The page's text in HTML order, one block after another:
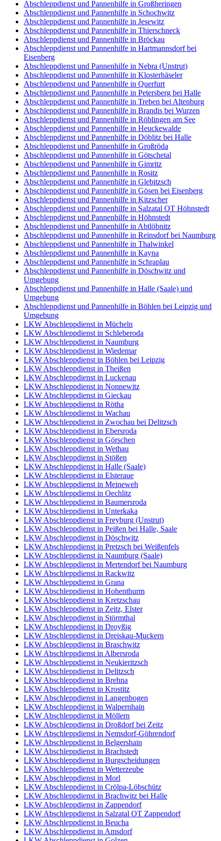
Abschleppdienst und Pannenhilfe in Großheringen
Abschleppdienst und Pannenhilfe in Schochwitz
Abschleppdienst und Pannenhilfe in Jesewitz
Abschleppdienst und Pannenhilfe in Thierschneck
Abschleppdienst und Pannenhilfe in Bröckau
Abschleppdienst und Pannenhilfe in Hartmannsdorf bei
Eisenberg
Abschleppdienst und Pannenhilfe in Nebra (Unstrut)
Abschleppdienst und Pannenhilfe in Klosterhäseler
Abschleppdienst und Pannenhilfe in Querfurt
Abschleppdienst und Pannenhilfe in Petersberg bei Halle
Abschleppdienst und Pannenhilfe in Treben bei Altenburg
Abschleppdienst und Pannenhilfe in Brandis bei Wurzen
Abschleppdienst und Pannenhilfe in Röblingen am See
Abschleppdienst und Pannenhilfe in Heuckewalde
Abschleppdienst und Pannenhilfe in Döblitz bei Halle
Abschleppdienst und Pannenhilfe in Großröda
Abschleppdienst und Pannenhilfe in Götschetal
Abschleppdienst und Pannenhilfe in Gimritz
Abschleppdienst und Pannenhilfe in Rositz
Abschleppdienst und Pannenhilfe in Glebitzsch
Abschleppdienst und Pannenhilfe in Gösen bei Eisenberg
Abschleppdienst und Pannenhilfe in Kitzscher
Abschleppdienst und Pannenhilfe in Salzatal OT Höhnstedt
Abschleppdienst und Pannenhilfe in Höhnstedt
Abschleppdienst und Pannenhilfe in Abtlöbnitz
Abschleppdienst und Pannenhilfe in Reinsdorf bei Naumburg
Abschleppdienst und Pannenhilfe in Thalwinkel
Abschleppdienst und Pannenhilfe in Kayna
Abschleppdienst und Pannenhilfe in Schraplau
Abschleppdienst und Pannenhilfe in Döschwitz und
Umgebung
Abschleppdienst und Pannenhilfe in Halle (Saale) und
Umgebung
Abschleppdienst und Pannenhilfe in Böhlen bei Leipzig und
Umgebung
LKW Abschleppdienst in Mücheln
LKW Abschleppdienst in Schleberoda
LKW Abschleppdienst in Naumburg
LKW Abschleppdienst in Wiedemar
LKW Abschleppdienst in Böhlen bei Leipzig
LKW Abschleppdienst in Theißen
LKW Abschleppdienst in Luckenau
LKW Abschleppdienst in Nonnewitz
LKW Abschleppdienst in Gieckau
LKW Abschleppdienst in Rötha
LKW Abschleppdienst in Wachau
LKW Abschleppdienst in Zwochau bei Delitzsch
LKW Abschleppdienst in Ebersroda
LKW Abschleppdienst in Görschen
LKW Abschleppdienst in Wethau
LKW Abschleppdienst in Stößen
LKW Abschleppdienst in Halle (Saale)
LKW Abschleppdienst in Elsteraue
LKW Abschleppdienst in Meineweh
LKW Abschleppdienst in Oechlitz
LKW Abschleppdienst in Baumersroda
LKW Abschleppdienst in Unterkaka
LKW Abschleppdienst in Freyburg (Unstrut)
LKW Abschleppdienst in Peißen bei Halle, Saale
LKW Abschleppdienst in Döschwitz
LKW Abschleppdienst in Pretzsch bei Weißenfels
LKW Abschleppdienst in Naumburg (Saale)
LKW Abschleppdienst in Mertendorf bei Naumburg
LKW Abschleppdienst in Rackwitz
LKW Abschleppdienst in Grana
LKW Abschleppdienst in Hohenthurm
LKW Abschleppdienst in Kretzschau
LKW Abschleppdienst in Zeitz, Elster
LKW Abschleppdienst in Störmthal
LKW Abschleppdienst in Droyßig
LKW Abschleppdienst in Dreiskau-Muckern
LKW Abschleppdienst in Braschwitz
LKW Abschleppdienst in Albersroda
LKW Abschleppdienst in Neukieritzsch
LKW Abschleppdienst in Delitzsch
LKW Abschleppdienst in Brehna
LKW Abschleppdienst in Krostitz
LKW Abschleppdienst in Langenbogen
LKW Abschleppdienst in Walpernhain
LKW Abschleppdienst in Möllern
LKW Abschleppdienst in Droßdorf bei Zeitz
LKW Abschleppdienst in Nemsdorf-Göhrendorf
LKW Abschleppdienst in Belgershain
LKW Abschleppdienst in Brachstedt
LKW Abschleppdienst in Burgscheidungen
LKW Abschleppdienst in Wetterzeube
LKW Abschleppdienst in Morl
LKW Abschleppdienst in Crölpa-Löbschütz
LKW Abschleppdienst in Brachwitz bei Halle
LKW Abschleppdienst in Zappendorf
LKW Abschleppdienst in Salzatal OT Zappendorf
LKW Abschleppdienst in Beucha
LKW Abschleppdienst in Amsdorf